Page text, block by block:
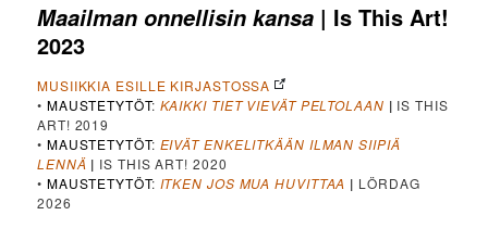
Maailman onnellisin kansa | Is This Art!
2023
MUSIIKKIA ESILLE KIRJASTOSSA
• MAUSTETYTÖT: KAIKKI TIET VIEVÄT PELTOLAAN | IS THIS
ART! 2019
• MAUSTETYTÖT: EIVÄT ENKELITKÄÄN ILMAN SIIPIÄ
LENNÄ | IS THIS ART! 2020
• MAUSTETYTÖT: ITKEN JOS MUA HUVITTAA | LÖRDAG
2026